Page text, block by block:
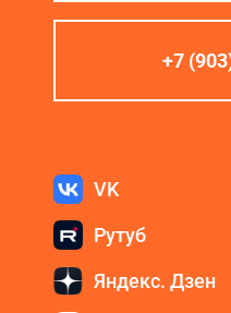
+7
VK
Рутуб
Яндекс. Дзен